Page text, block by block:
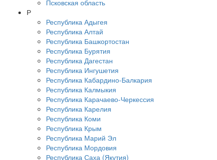
Псковская область
Р
Республика Адыгея
Республика Алтай
Республика Башкортостан
Республика Бурятия
Республика Дагестан
Республика Ингушетия
Республика Кабардино-Балкария
Республика Калмыкия
Республика Карачаево-Черкессия
Республика Карелия
Республика Коми
Республика Крым
Республика Марий Эл
Республика Мордовия
Республика Саха (Якутия)